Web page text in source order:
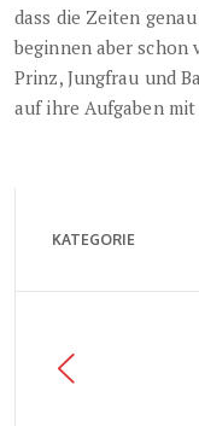
dass die Zeiten
beginnen aber
Prinz, Jungfrau und
auf ihre Aufgaben
KATEGORIE